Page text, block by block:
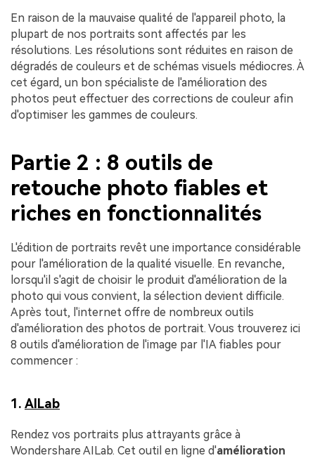
En raison de la mauvaise qualité de l'appareil photo, la
plupart de nos portraits sont affectés par les
résolutions. Les résolutions sont réduites en raison de
dégradés de couleurs et de schémas visuels médiocres. À
cet égard, un bon spécialiste de l'amélioration des
photos peut effectuer des corrections de couleur afin
d'optimiser les gammes de couleurs.
Partie 2 : 8 outils de
retouche photo fiables et
riches en fonctionnalités
L'édition de portraits revêt une importance considérable
pour l'amélioration de la qualité visuelle. En revanche,
lorsqu'il s'agit de choisir le produit d'amélioration de la
photo qui vous convient, la sélection devient difficile.
Après tout, l'internet offre de nombreux outils
d'amélioration des photos de portrait. Vous trouverez ici
8 outils d'amélioration de l'image par l'IA fiables pour
commencer :
1. AILab
Rendez vos portraits plus attrayants grâce à
Wondershare AILab. Cet outil en ligne d'amélioration